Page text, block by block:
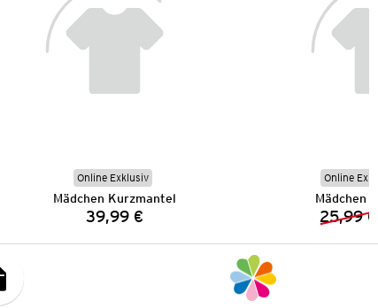
Online Exklusiv
Mädchen Kurzmantel
Preis:
39,99 €
Online
Mädchen
25,99 €